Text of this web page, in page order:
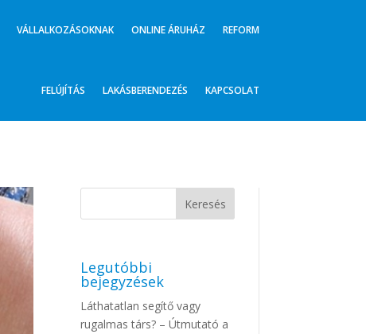
VÁLLALKOZÁSOKNAK ONLINE ÁRUHÁZ REFORM
FELÚJÍTÁS LAKÁSBERENDEZÉS KAPCSOLAT
Legutóbbi
bejegyzések
Láthatatlan segítő vagy
rugalmas társ? – Útmutató a